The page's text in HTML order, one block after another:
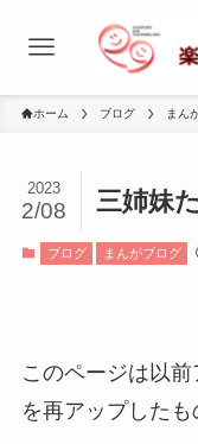
ホーム ブログ まん
三姉妹
2023
2/08
ブログ まんがブログ
このページは以
を再アップしたも